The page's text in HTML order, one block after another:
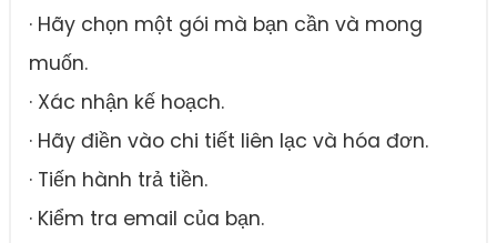
· Hãy chọn một gói mà bạn cần và mong
muốn.
· Xác nhận kế hoạch.
· Hãy điền vào chi tiết liên lạc và hóa đơn.
· Tiến hành trả tiền.
· Kiểm tra email của bạn.